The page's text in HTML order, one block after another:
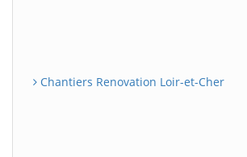
Chantiers Renovation Loir-et-Cher